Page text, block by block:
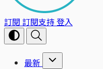
訂閱 訂閱支持登入
最新